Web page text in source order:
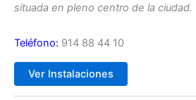
situada en pleno centro de la ciudad.
Teléfono: 914 88 44 10
Ver Instalaciones